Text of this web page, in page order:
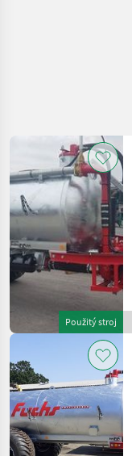
Použitý stroj